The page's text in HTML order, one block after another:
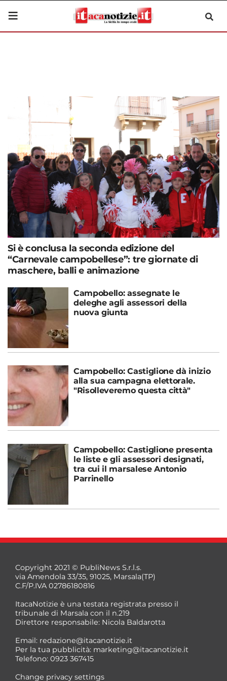
Si è conclusa la seconda edizione del
“Carnevale campobellese”: tre giornate di
maschere, balli e animazione
Campobello: assegnate le
deleghe agli assessori della
nuova giunta
Campobello: Castiglione dà inizio
alla sua campagna elettorale.
"Risolleveremo questa città"
Campobello: Castiglione presenta
le liste e gli assessori designati,
tra cui il marsalese Antonio
Parrinello
Copyright 2021 © PubliNews S.r.l.s.
via Amendola 33/35, 91025, Marsala(TP)
C.F/P.IVA 02786180816
ItacaNotizie è una testata registrata presso il
tribunale di Marsala con il n.219
Direttore responsabile: Nicola Baldarotta
Email: redazione@itacanotizie.it
Per la tua pubblicità: marketing@itacanotizie.it
Telefono: 0923 367415
Change privacy settings